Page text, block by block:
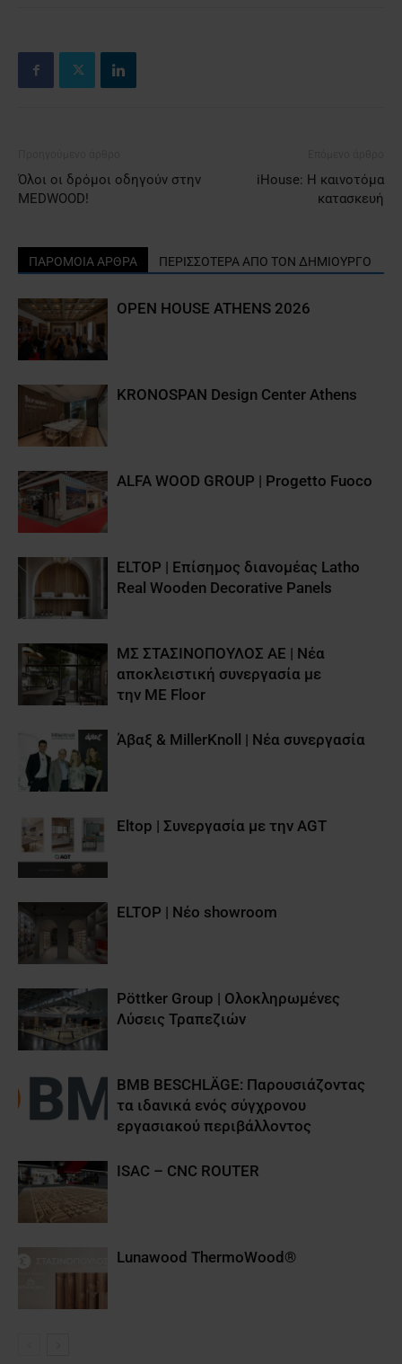
Όλοι οι δρόμοι οδηγούν στην
MEDWOOD!
iHouse: Η καινοτόμα
κατασκευή
ΠΑΡΟΜΟΙΑ ΑΡΘΡΑ ΠΕΡΙΣΣΟΤΕΡΑ ΑΠΟ ΤΟΝ ΔΗΜΙΟΥΡΓΟ
OPEN HOUSE ATHENS 2026
KRONOSPAN Design Center Athens
ALFA WOOD GROUP | Progetto Fuoco
ELTOP | Επίσημος διανομέας Latho
Real Wooden Decorative Panels
ΜΣ ΣΤΑΣΙΝΟΠΟΥΛΟΣ ΑΕ | Νέα
αποκλειστική συνεργασία με
την ME Floor
Άβαξ & MillerKnoll | Νέα συνεργασία
Eltop | Συνεργασία με την AGT
ELTOP | Νέο showroom
Pöttker Group | Ολοκληρωμένες
Λύσεις Τραπεζιών
BMB BESCHLÄGE: Παρουσιάζοντας
τα ιδανικά ενός σύγχρονου
εργασιακού περιβάλλοντος
ISAC – CNC ROUTER
Lunawood ΤhermoWood®